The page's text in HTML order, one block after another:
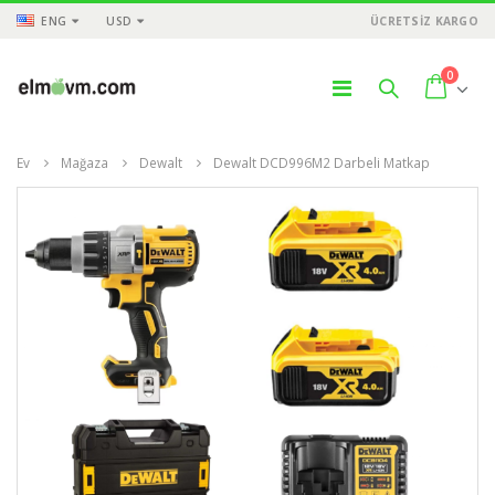
ENG USD ÜCRETSİZ KARGO
0
Ev Mağaza Dewalt Dewalt DCD996M2 Darbeli Matkap
ÜRÜNLER